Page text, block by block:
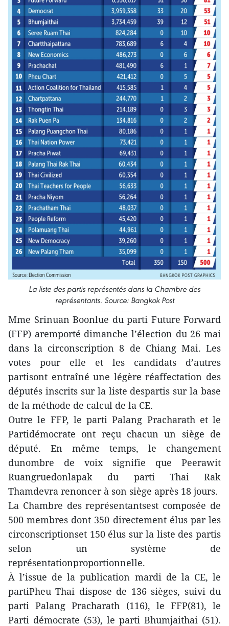
La liste des partis représentés dans la Chambre des
représentants. Source: Bangkok Post
Mme Srinuan Boonlue du parti Future Forward
(FFP) aremporté dimanche l’élection du 26 mai
dans la circonscription 8 de Chiang Mai. Les
votes pour elle et les candidats d’autres
partisont entraîné une légère réaffectation des
députés inscrits sur la liste despartis sur la base
de la méthode de calcul de la CE.
Outre le FFP, le parti Palang Pracharath et le
Partidémocrate ont reçu chacun un siège de
député. En même temps, le changement
dunombre de voix signifie que Peerawit
Ruangruedonlapak du parti Thai Rak
Thamdevra renoncer à son siège après 18 jours.
La Chambre des représentantsest composée de
500 membres dont 350 directement élus par les
circonscriptionset 150 élus sur la liste des partis
selon un système de
représentationproportionnelle.
À l’issue de la publication mardi de la CE, le
partiPheu Thai dispose de 136 sièges, suivi du
parti Palang Pracharath (116), le FFP(81), le
Parti démocrate (53), le parti Bhumjaithai (51).